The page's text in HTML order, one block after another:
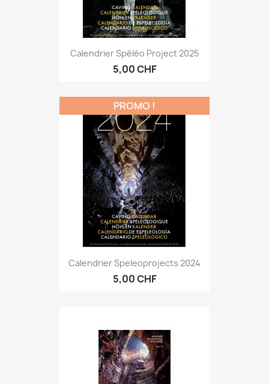
Calendrier Spéléo Project 2025
5,00 CHF
Calendrier Speleoprojects 2024
5,00 CHF
PROMO !